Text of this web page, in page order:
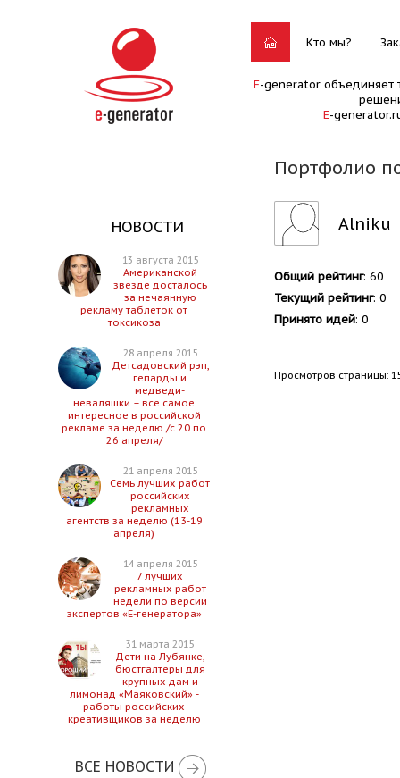
Кто мы?
E-generator объединяет
E-
Портфолио
НОВОСТИ
13 августа 2015
Американской
звезде досталось
за нечаянную
рекламу таблеток от
токсикоза
28 апреля 2015
Детсадовский рэп,
гепарды и
медведи-
неваляшки – все самое
интересное в российской
рекламе за неделю /с 20 по
26 апреля/
21 апреля 2015
Семь лучших работ
российских
рекламных
агентств за неделю (13-19
апреля)
14 апреля 2015
7 лучших
рекламных работ
недели по версии
экспертов «Е-генератора»
31 марта 2015
Дети на Лубянке,
бюстгалтеры для
крупных дам и
лимонад «Маяковский» -
работы российских
креативщиков за неделю
ВСЕ НОВОСТИ
Alniku
Общий рейтинг: 60
Текущий рейтинг: 0
Принято идей: 0
Просмотров страницы: